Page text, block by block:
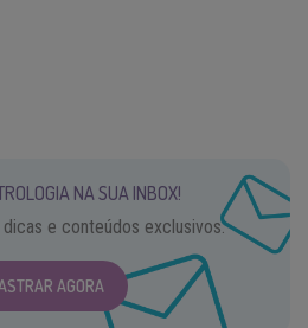
NA SUA INBOX!
e conteúdos exclusivos.
AGORA